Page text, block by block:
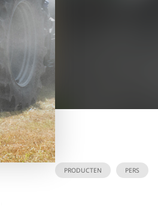
PERS
PRODUCTEN